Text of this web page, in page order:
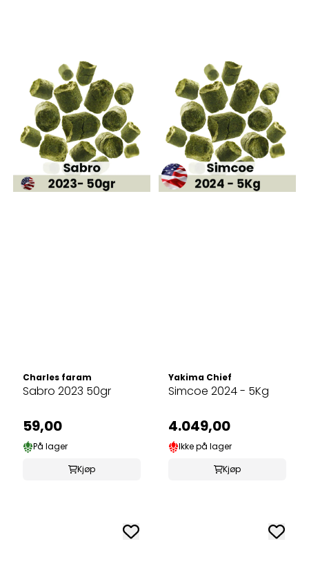
Charles faram
Sabro 2023 50gr
59,00
På lager
Kjøp
Yakima Chief
Simcoe 2024 - 5Kg
4.049,00
Ikke på lager
Kjøp